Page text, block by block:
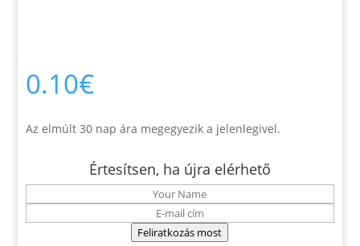
0.10€
Az elmúlt 30 nap ára megegyezik a jelenlegivel.
Értesítsen, ha újra elérhető
Feliratkozás most